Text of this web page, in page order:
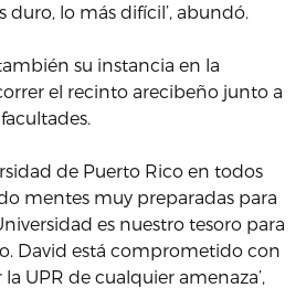
duro, lo más difícil’, abundó.
su instancia en la
el recinto arecibeño junto a
de Puerto Rico en todos
mentes muy preparadas para
es nuestro tesoro para
David está comprometido con
UPR de cualquier amenaza’,